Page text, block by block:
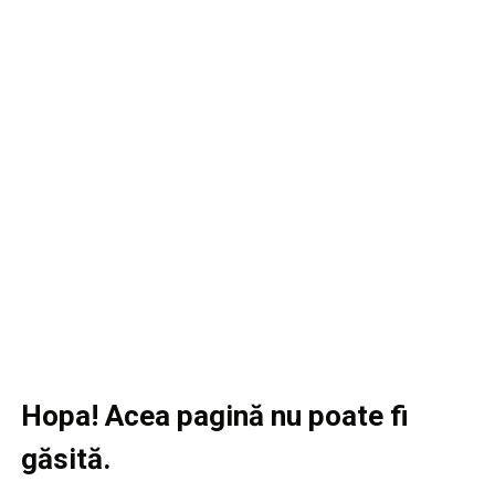
Hopa! Acea pagină nu poate fi
găsită.